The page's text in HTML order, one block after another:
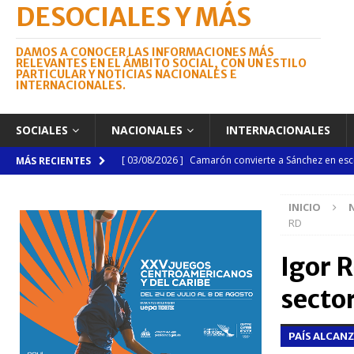
DESOCIALES Y MÁS
DAMOS A CONOCER LAS INFORMACIONES MÁS
RELEVANTES EN EL ÁMBITO SOCIAL, CON UN ESTILO
PARTICULAR Y NOTICIAS NACIONALES E
INTERNACIONALES.
SOCIALES NACIONALES INTERNACIONALES
MÁS RECIENTES [ 03/08/2026 ] Camarón convierte a Sánchez en
NACIONALES
[ 03/08/2026 ]
Dr. Julio Brea Franco
NACIONALES
[ 03/08/2026 ] Subasta de Bienes Nacionales
[ 04/08/2026 ]
Código Penal reúne a periodistas
INICIO
RD
Igor
PAÍS